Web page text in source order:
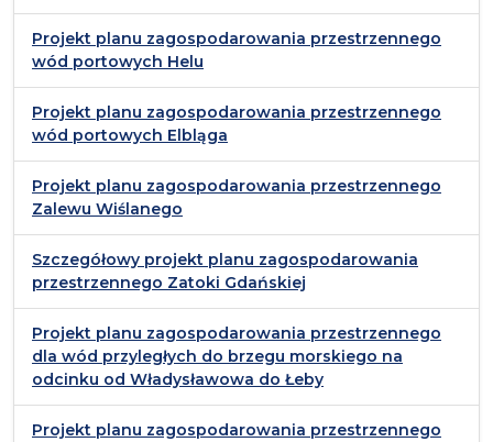
Projekt planu zagospodarowania przestrzennego
wód portowych Helu
Projekt planu zagospodarowania przestrzennego
wód portowych Elbląga
Projekt planu zagospodarowania przestrzennego
Zalewu Wiślanego
Szczegółowy projekt planu zagospodarowania
przestrzennego Zatoki Gdańskiej
Projekt planu zagospodarowania przestrzennego
dla wód przyległych do brzegu morskiego na
odcinku od Władysławowa do Łeby
Projekt planu zagospodarowania przestrzennego